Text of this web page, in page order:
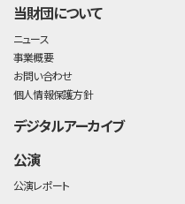
当財団について
ニュース
事業概要
お問い合わせ
個人情報保護方針
デジタルアーカイブ
公演
公演レポート